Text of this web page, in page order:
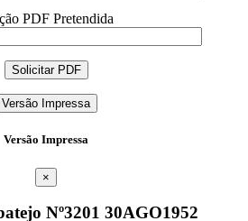
PDF Pretendida
Versão Impressa
Versão Impressa
×
Nº3201 30AGO1952